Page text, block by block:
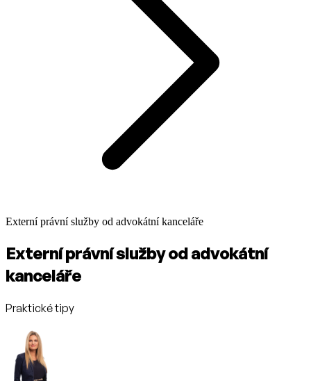
Externí právní služby od advokátní kanceláře
Externí právní služby od advokátní
kanceláře
Praktické tipy